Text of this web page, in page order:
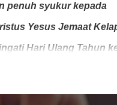
penuh syukur kepada
Yesus Jemaat
Hari Ulang Tahun